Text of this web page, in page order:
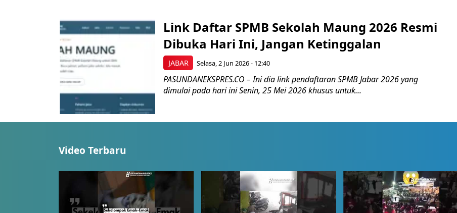
JABAR
Link Daftar SPMB Sekolah Maung 2026 Resmi
Dibuka Hari Ini, Jangan Ketinggalan
Selasa, 2 Jun 2026 - 12:40
PASUNDANEKSPRES.CO – Ini dia link pendaftaran SPMB Jabar 2026 yang
dimulai pada hari ini Senin, 25 Mei 2026 khusus untuk...
Video Terbaru